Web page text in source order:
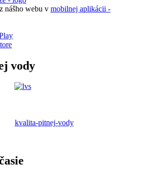
nášho webu v mobilnej aplikácii -
vody
kvalita-pitnej-vody